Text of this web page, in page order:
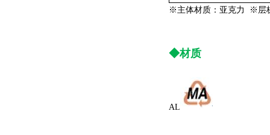
※主体材质：亚克力 ※层
◆材质
AL